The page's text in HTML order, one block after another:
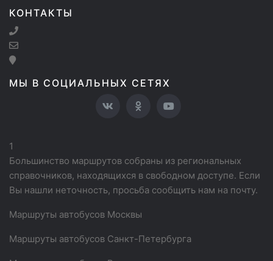
КОНТАКТЫ
МЫ В СОЦИАЛЬНЫХ СЕТЯХ
1
Большинство маршрутов собраны из региональных
справочников, находящихся в свободном доступе. Если
Вы нашли неточность, просьба сообщить нам на почту.
Маршруты автобусов Москвы
Маршруты автобусов Санкт-Петербурга